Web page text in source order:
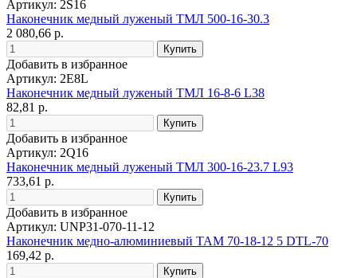
Артикул: 2S16
Наконечник медный луженый ТМЛ 500-16-30.3
2 080,66 р.
Добавить в избранное
Артикул: 2E8L
Наконечник медный луженый ТМЛ 16-8-6 L38
82,81 р.
Добавить в избранное
Артикул: 2Q16
Наконечник медный луженый ТМЛ 300-16-23.7 L93
733,61 р.
Добавить в избранное
Артикул: UNP31-070-11-12
Наконечник медно-алюминиевый ТАМ 70-18-12 5 DTL-70
169,42 р.